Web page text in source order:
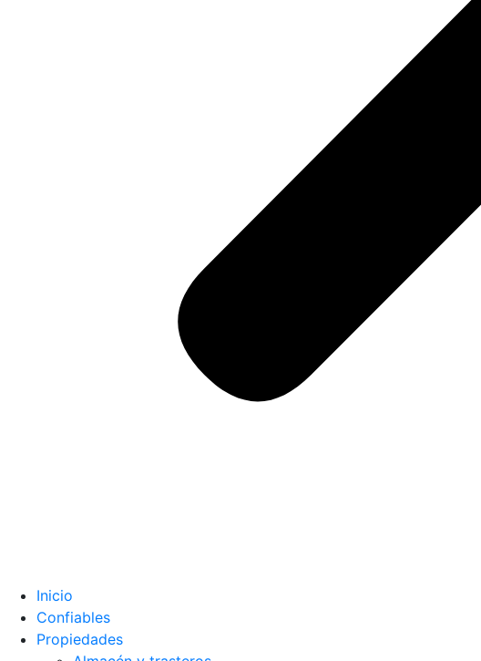
Inicio
Confiables
Propiedades